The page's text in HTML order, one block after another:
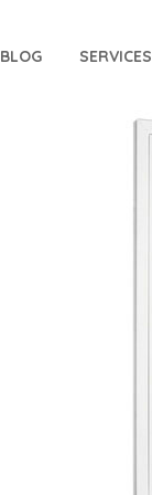
BLOG SERVICES